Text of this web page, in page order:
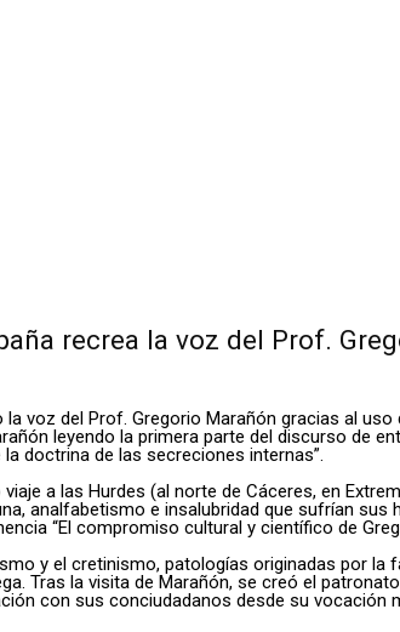
recrea la voz del Prof.
voz del Prof. Gregorio Marañón gracias al
leyendo la primera parte del discurso de
doctrina de las secreciones internas”.
a las Hurdes (al norte de Cáceres, en
analfabetismo e insalubridad que sufrían sus
“El compromiso cultural y científico de
y el cretinismo, patologías originadas por
Tras la visita de Marañón, se creó el
con sus conciudadanos desde su vocación